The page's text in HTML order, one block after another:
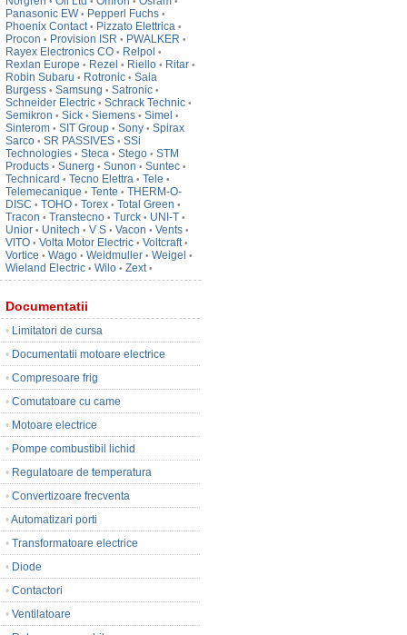
Panasonic EW • Pepperl Fuchs •
Phoenix Contact • Pizzato Elettrica •
Procon • Provision ISR • PWALKER •
Rayex Electronics CO • Relpol •
Rexlan Europe • Rezel • Riello • Ritar •
Robin Subaru • Rotronic • Saia
Burgess • Samsung • Satronic •
Schneider Electric • Schrack Technic •
Semikron • Sick • Siemens • Simel •
Sinterom • SIT Group • Sony • Spirax
Sarco • SR PASSIVES • SSi
Technologies • Steca • Stego • STM
Products • Sunerg • Sunon • Suntec •
Technicard • Tecno Elettra • Tele •
Telemecanique • Tente • THERM-O-
DISC • TOHO • Torex • Total Green •
Tracon • Transtecno • Turck • UNI-T •
Unior • Unitech • V S • Vacon • Vents •
VITO • Volta Motor Electric • Voltcraft •
Vortice • Wago • Weidmuller • Weigel •
Wieland Electric • Wilo • Zext •
Documentatii
• Limitatori de cursa
• Documentatii motoare electrice
• Compresoare frig
• Comutatoare cu came
• Motoare electrice
• Pompe combustibil lichid
• Regulatoare de temperatura
• Convertizoare frecventa
•Automatizari porti
• Transformatoare electrice
• Diode
• Contactori
• Ventilatoare